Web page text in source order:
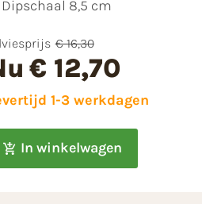
​Dipschaal 8,5 cm
€ 16,30
€ 12,70
1-3 werkdagen
In winkelwagen